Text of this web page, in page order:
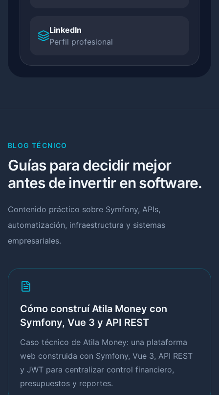
LinkedIn
Perfil profesional
BLOG TÉCNICO
Guías para decidir mejor
antes de invertir en software.
Contenido práctico sobre Symfony, APIs,
automatización, infraestructura y sistemas
empresariales.
Cómo construí Atila Money con
Symfony, Vue 3 y API REST
Caso técnico de Atila Money: una plataforma
web construida con Symfony, Vue 3, API REST
y JWT para centralizar control financiero,
presupuestos y reportes.